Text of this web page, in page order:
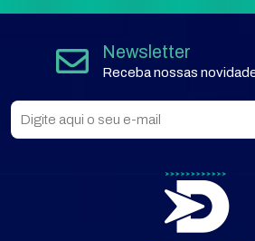
Newsletter
Receba nossas